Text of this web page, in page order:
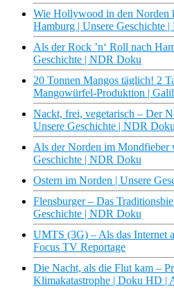
Wie Hollywood in den Norden
Hamburg | Unsere Geschichte
Als der Rock ’n‘ Roll nach
Geschichte | NDR Doku
20 Tonnen Mangos täglich! 2
Mangowürfel-Produktion |
Nackt, frei, vegetarisch – Der
Unsere Geschichte | NDR Doku
Als der Norden im Mondfieber
Geschichte | NDR Doku
Ostern im Norden | Unsere
Flensburger – Das
Geschichte | NDR Doku
UMTS (3G) – Als das Internet
Focus TV Reportage
Die Nacht, als die Flut kam –
Klimakatastrophe | Doku HD |